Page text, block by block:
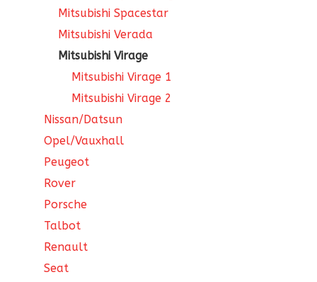
Mitsubishi Spacestar
Mitsubishi Verada
Mitsubishi Virage
Mitsubishi Virage 1
Mitsubishi Virage 2
Nissan/Datsun
Opel/Vauxhall
Peugeot
Rover
Porsche
Talbot
Renault
Seat